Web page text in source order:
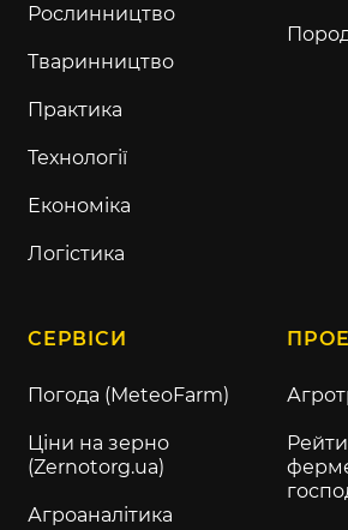
Рослинництво
Тваринництво
Практика
Технології
Економіка
Логістика
СЕРВІСИ
Погода (MeteoFarm)
Ціни на зерно
(Zernotorg.ua)
Агроаналітика